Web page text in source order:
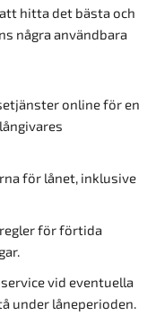
hitta det bästa och
några användbara
online för en
för lånet, inklusive
för förtida
vid eventuella
under låneperioden.